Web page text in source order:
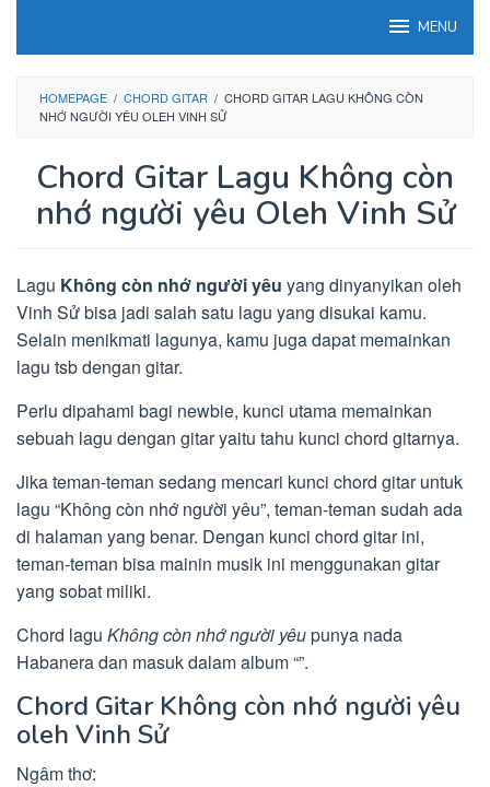
MENU
HOMEPAGE / CHORD GITAR / CHORD GITAR LAGU KHÔNG CÒN
NHỚ NGƯỜI YÊU OLEH VINH SỬ
Chord Gitar Lagu Không còn
nhớ người yêu Oleh Vinh Sử
Lagu Không còn nhớ người yêu yang dinyanyikan oleh
Vinh Sử bisa jadi salah satu lagu yang disukai kamu.
Selain menikmati lagunya, kamu juga dapat memainkan
lagu tsb dengan gitar.
Perlu dipahami bagi newbie, kunci utama memainkan
sebuah lagu dengan gitar yaitu tahu kunci chord gitarnya.
Jika teman-teman sedang mencari kunci chord gitar untuk
lagu “Không còn nhớ người yêu”, teman-teman sudah ada
di halaman yang benar. Dengan kunci chord gitar ini,
teman-teman bisa mainin musik ini menggunakan gitar
yang sobat miliki.
Chord lagu Không còn nhớ người yêupunya nada
Habanera dan masuk dalam album “”.
Chord Gitar Không còn nhớ người yêu
oleh Vinh Sử
Ngâm thơ: